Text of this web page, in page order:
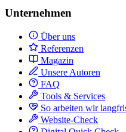
Unternehmen
Über uns
Referenzen
Magazin
Unsere Autoren
FAQ
Tools & Services
So arbeiten wir
Website-Check